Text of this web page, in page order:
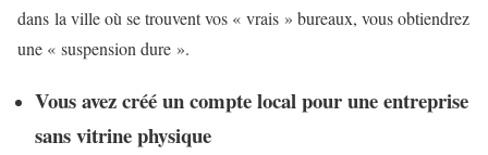
dans la ville où se trouvent vos « vrais » bureaux, vous obtiendrez
une « suspension dure ».
Vous avez créé un compte local pour une entreprise
sans vitrine physique